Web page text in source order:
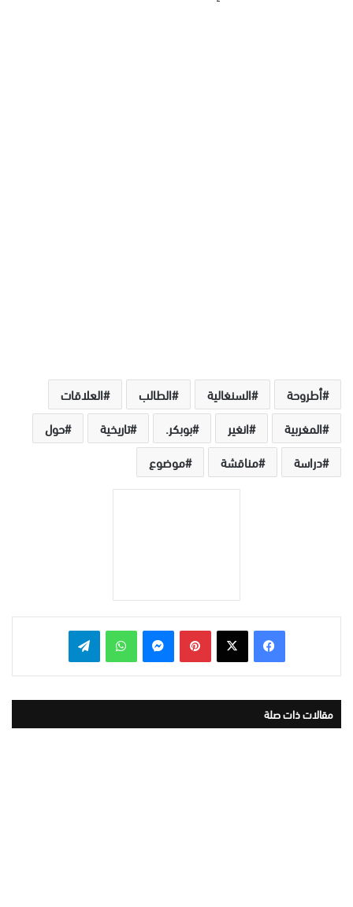
أطروحة السنغالية الطالب
العلاقات
المغربية
انغير بوبكر. تاريخية
حول
دراسة
مناقشة موضوع
بينتيريست واتساب
مقالات ذات صلة